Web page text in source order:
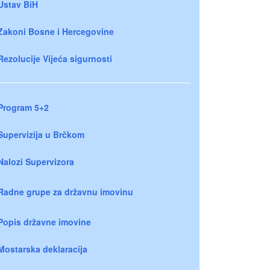
BiH
Bosne i Hercegovine
Vijeća sigurnosti
5+2
u Brčkom
Supervizora
grupe za državnu imovinu
državne imovine
deklaracija